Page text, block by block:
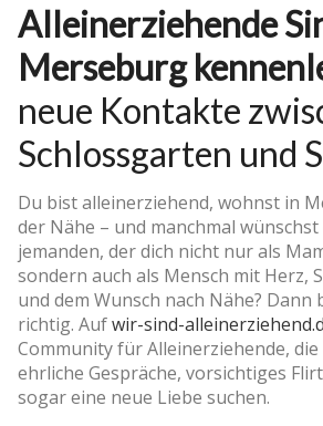
Alleinerziehende
Merseburg
neue Kontakte
Schlossgarten und
Du bist alleinerziehend, wohnst in
der Nähe – und manchmal
jemanden, der dich nicht nur als
sondern auch als Mensch mit Herz,
und dem Wunsch nach Nähe? Dann
richtig. Aufwir-sind-
Community für Alleinerziehende,
ehrliche Gespräche, vorsichtiges
sogar eine neue Liebe suchen.